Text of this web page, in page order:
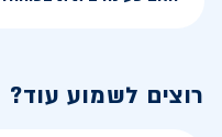
רוצים לשמוע עוד?